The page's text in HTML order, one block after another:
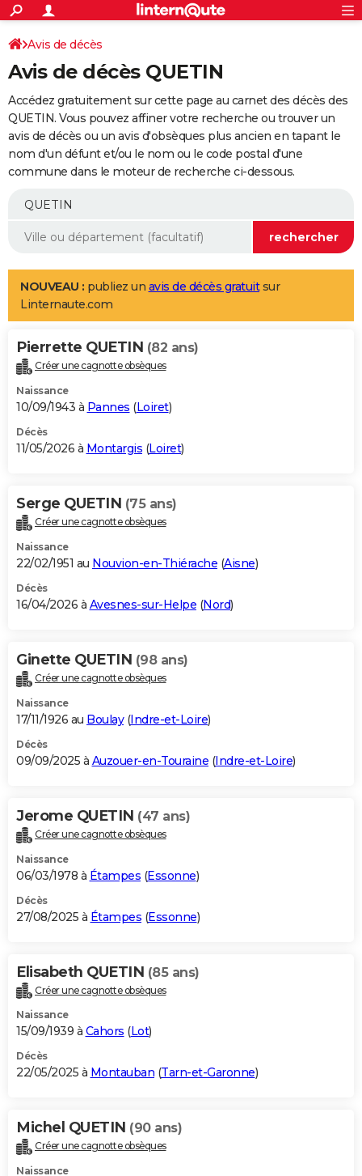
ACTUALITÉS
Politique
Société
Faits Divers
Education
Monde
Villes
+
SPORT
Coupe du monde 2026
Football
Tennis
Cyclisme
Rugby
Forum
Programme TV
TNT
Streaming
Cinéma
Sorties cinéma
Musique
+
FINANCE
Retraite
Epargne
Immobilier
Risques naturels par ville
Banque
Assurance
AUTO
Essais
Réserver un essai
Citadines
Berlines
SUV
Forum auto
+
Mobiles
Meilleur smartphone
Internet
Ordinateurs
Jeux vidéo
Guide high-tech
Aménagement intérieur
LIFESTYLE
Art de vivre
Bien-être
Loisirs
Mode
Modes de vie
Alimentation
Guide de la santé
Maladies
Médicaments
Sommeil
VOYAGE
Destinations
City break
Voyage nature
Voyage de noces
Forum
Climat
+PHOTO
GUIDES D'ACHAT
BONS PLANS
Carte de Noël
Carte Bonne année
Carte Saint-Valentin
Carte Pâques
Carte d'anniversaire
DICTIONNAIRE
Dictionnaire
Biographies
Citations
Expressions
Proverbes
PROGRAMME TV
S'inscrire
Se connecter
Lycées
Collèges
Primaires
Universités
Entreprises
Service militaire
Avis de recherche
AVIS DE DÉCÈS
Bricolage
Lifestyle
Culture
Sport
Auto
Television
Voyage
Cinema
Avis de décès
Avis de décès QUETIN
Accédez gratuitement sur cette page au carnet des décès des
QUETIN. Vous pouvez affiner votre recherche ou trouver un
avis de décès ou un avis d'obsèques plus ancien en tapant le
nom d'un défunt et/ou le nom ou le code postal d'une
commune dans le moteur de recherche ci-dessous.
NOUVEAU : publiez un avis de décès gratuitsur
Linternaute.com
Pierrette QUETIN (82 ans)
Créer une cagnotte obsèques
Naissance
10/09/1943 à Pannes (Loiret)
Décès
11/05/2026 à Montargis (Loiret)
Serge QUETIN (75 ans)
Créer une cagnotte obsèques
Naissance
22/02/1951 au Nouvion-en-Thiérache (Aisne)
Décès
16/04/2026 à Avesnes-sur-Helpe (Nord)
Ginette QUETIN (98 ans)
Créer une cagnotte obsèques
Naissance
17/11/1926 au Boulay(Indre-et-Loire)
Décès
09/09/2025 à Auzouer-en-Touraine (Indre-et-Loire)
Jerome QUETIN (47 ans)
Créer une cagnotte obsèques
Naissance
06/03/1978 à Étampes (Essonne)
Décès
27/08/2025 à Étampes (Essonne)
Elisabeth QUETIN (85 ans)
Créer une cagnotte obsèques
Naissance
15/09/1939 à Cahors (Lot)
Décès
22/05/2025 à Montauban (Tarn-et-Garonne)
Michel QUETIN (90 ans)
Créer une cagnotte obsèques
Naissance